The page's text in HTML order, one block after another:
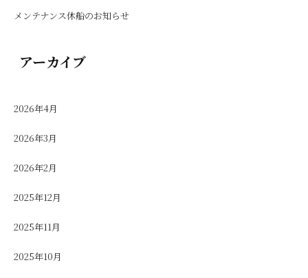
メンテナンス休船のお知らせ
アーカイブ
2026年4月
2026年3月
2026年2月
2025年12月
2025年11月
2025年10月